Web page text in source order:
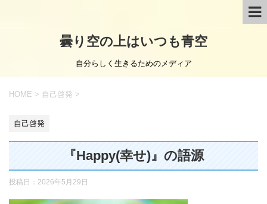
曇り空の上はいつも青空
自分らしく生きるためのメディア
HOME > 自己啓発 >
自己啓発
『Happy(幸せ)』の語源
投稿日： 2026年5月29日